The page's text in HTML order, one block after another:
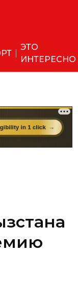
ЭТО
ИНТЕРЕСНО